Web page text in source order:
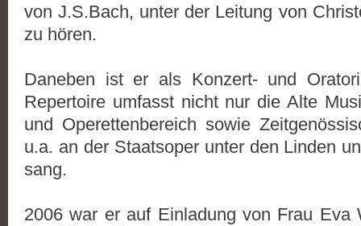
von J.S.Bach, unter der Leitung von
zu hören.
Daneben ist er als Konzert- und
Repertoire umfasst nicht nur die Alte
und Operettenbereich sowie
u.a. an der Staatsoper unter den Linden
sang.
2006 war er auf Einladung von Frau Eva